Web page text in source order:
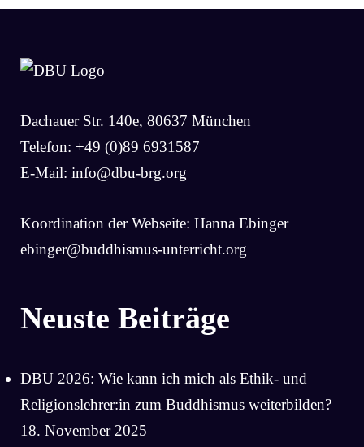
Dachauer Str. 140e, 80637 München
Telefon: +49 (0)89 6931587
E-Mail: info@dbu-brg.org
Koordination der Webseite: Hanna Ebinger
ebinger@buddhismus-unterricht.org
Neuste Beiträge
DBU 2026: Wie kann ich mich als Ethik- und
Religionslehrer:in zum Buddhismus weiterbilden?
18. November 2025